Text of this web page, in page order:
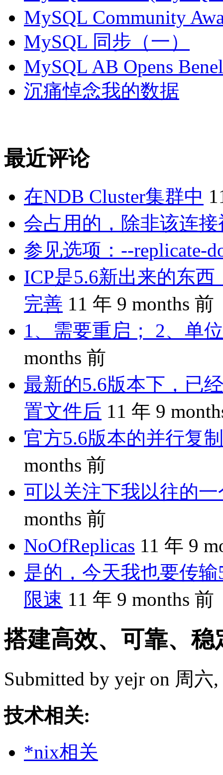
MySQL Community
MySQL 同步（一）
MySQL AB Opens
沉痛悼念我的数据
最近评论
在NDB Cluster集群中
会占用的，除非该连
参见选项：--replicate-
ICP是5.6新出来的东
完善 11 年 9 months 前
1、需要重启； 2、单
months 前
最新的5.6版本下，已
置文件后 11 年 9
官方5.6版本的并行复
months 前
可以关注下我以往的
months 前
NoOfReplicas 11 年 9
是的，今天我也要传
限速 11 年 9 months 前
搭建高效、可靠、
Submitted by yejr on 周六,
技术相关:
*nix相关